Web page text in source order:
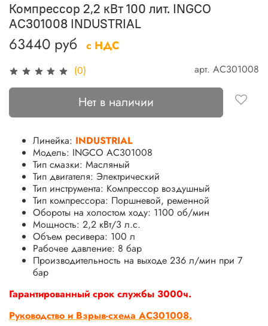
(0) арт. AC301008
Компрессор 2,2 кВт 100 лит. INGCO
AC301008 INDUSTRIAL
63440 руб с НДС
Нет в наличии
Линейка: INDUSTRIAL
Модель: INGCO AC301008
Тип смазки: Масляный
Тип двигателя: Электрический
Тип инструмента: Компрессор воздушный
Тип компрессора: Поршневой, ременной
Обороты на холостом ходу: 1100 об/мин
Мощность: 2,2 кВт/3 л.с.
Объем ресивера: 100 л
Рабочее давление: 8 бар
Производительность на выходе 236 л/мин при 7
бар
Гарантированный срок службы 3000ч.
Руководство и Взрыв-схема AC301008.